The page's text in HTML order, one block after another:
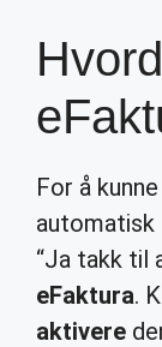
For å
automatisk
“Ja takk til
eFaktura.
aktivere